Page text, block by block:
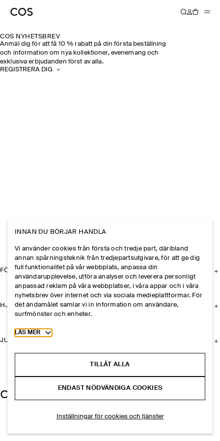
COS NYHETSBREV
Anmäl dig för att få 10 % rabatt på din första beställning
och information om nya kollektioner, evenemang och
exklusiva erbjudanden först av alla.
REGISTRERA DIG
FÖRETAGET
HJÄLP
JURIDISK INFORMATION
INNAN DU BÖRJAR HANDLA
Vi använder cookies från första och tredje part, däribland
annan spårningsteknik från tredjepartsutgivare, för att ge dig
full funktionalitet på vår webbplats, anpassa din
användarupplevelse, utföra analyser och leverera personligt
anpassad reklam på våra webbplatser, i våra appar och i våra
nyhetsbrev över internet och via sociala medieplattformar. För
det ändamålet samlar vi in information om användare,
surfmönster och enheter.
Toggle more cookie information
LÄS MER
TILLÅT ALLA
ENDAST NÖDVÄNDIGA COOKIES
Inställningar för cookies och tjänster